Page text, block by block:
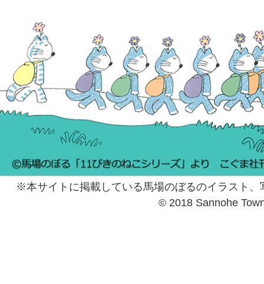
※本サイトに掲載している馬場のぼるのイラスト
© 2018 Sannohe